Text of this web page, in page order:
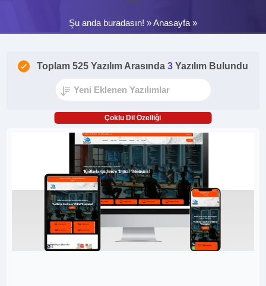
Şu anda buradasın! »Anasayfa »
Toplam 525 Yazılım Arasında 3 Yazılım Bulundu
Çoklu Dil Özelliği